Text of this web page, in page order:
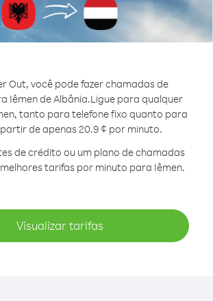
Out, você pode fazer chamadas de
Iêmen de Albânia.Ligue para qualquer
tanto para telefone fixo quanto para
de apenas 20.9 ¢ por minuto.
de crédito ou um plano de chamadas
tarifas por minuto para Iêmen.
Visualizar tarifas